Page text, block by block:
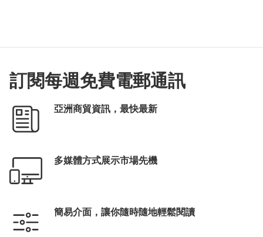
訂閱每週免費電郵通訊
亞洲商貿資訊，最快最新
多媒體方式展示市場先機
簡易介面，讓你隨時隨地輕鬆閱讀